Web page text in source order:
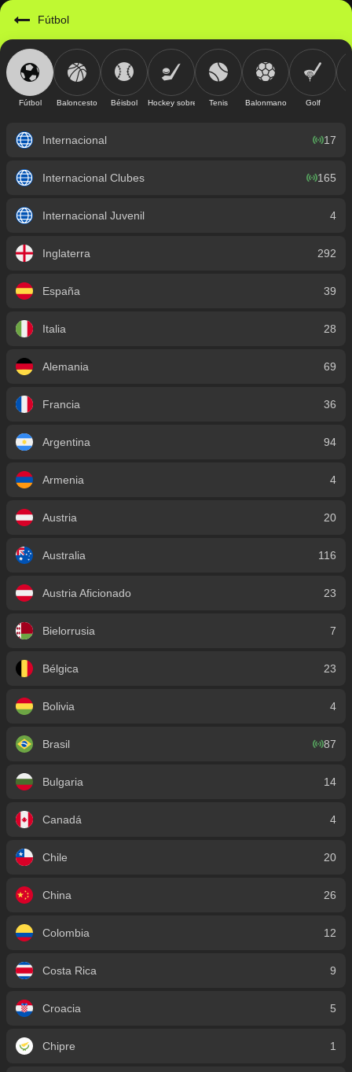
Fútbol
Fútbol Baloncesto Béisbol Hockey sobre hieloTenis Balonmano Golf
Internacional 17
Internacional Clubes 165
Internacional Juvenil 4
Inglaterra 292
España 39
Italia 28
Alemania 69
Francia 36
Argentina 94
Armenia 4
Austria 20
Australia 116
Austria Aficionado 23
Bielorrusia 7
Bélgica 23
Bolivia 4
Brasil 87
Bulgaria 14
Canadá 4
Chile 20
China 26
Colombia 12
Costa Rica 9
Croacia 5
Chipre 1
https://mobile.geniusbet.sv/sport/detail/futbol?id=1